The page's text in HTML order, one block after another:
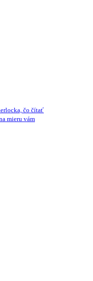
čo čítať
mieru vám